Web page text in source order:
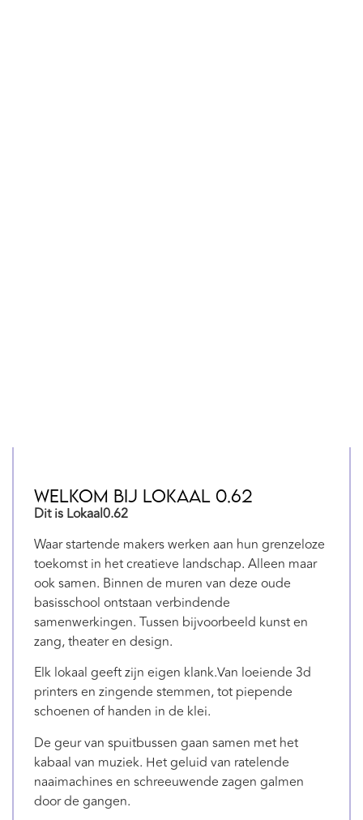
Welkom bij Lokaal 0.62
Dit is Lokaal0.62
Waar startende makers werken aan hun grenzeloze
toekomst in het creatieve landschap. Alleen maar
ook samen. Binnen de muren van deze oude
basisschool ontstaan verbindende
samenwerkingen. Tussen bijvoorbeeld kunst en
zang, theater en design.
Elk lokaal geeft zijn eigen klank.Van loeiende 3d
printers en zingende stemmen, tot piepende
schoenen of handen in de klei.
De geur van spuitbussen gaan samen met het
kabaal van muziek. Het geluid van ratelende
naaimachines en schreeuwende zagen galmen
door de gangen.